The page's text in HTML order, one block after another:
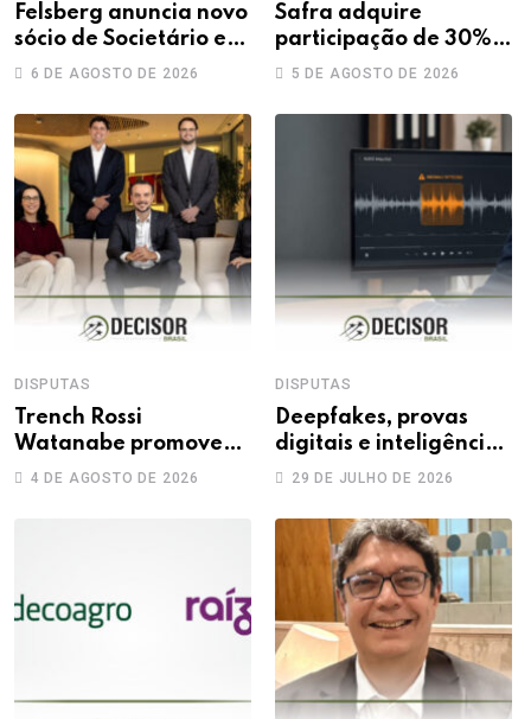
Felsberg anuncia novo
sócio de Societário e
M&A
6 DE AGOSTO DE 2026
Safra adquire
participação de 30%
na Treecorp
5 DE AGOSTO DE 2026
DISPUTAS
Trench Rossi
Watanabe promove
sete advogados a
4 DE AGOSTO DE 2026
DISPUTAS
Deepfakes, provas
digitais e inteligência
artificial: novos
da prova trabalhista
29 DE JULHO DE 2026